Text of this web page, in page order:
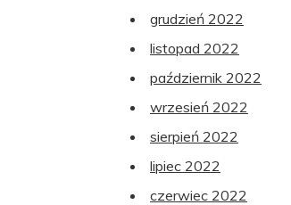
grudzień 2022
listopad 2022
październik 2022
wrzesień 2022
sierpień 2022
lipiec 2022
czerwiec 2022